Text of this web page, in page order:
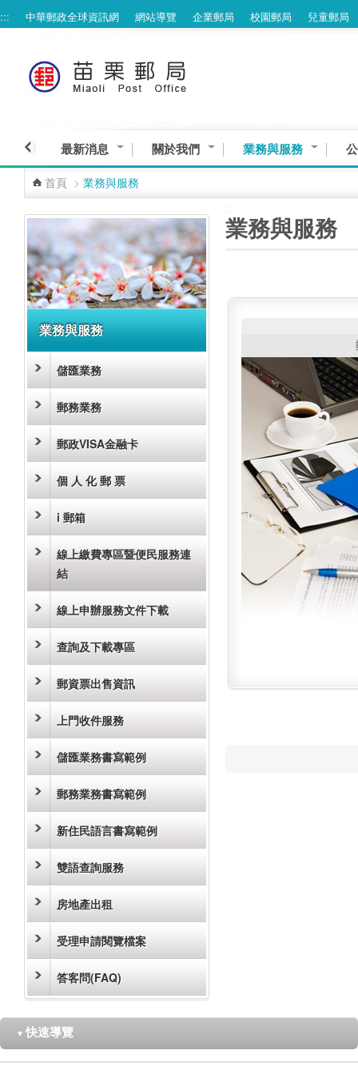
跳到主要內容區塊
::: 中華郵政全球資訊網 網站導覽 企業郵局 校園郵局 兒童郵局
最新消息 關於我們 業務與服務
首頁 > 業務與服務
業務與服務
儲匯業務
郵務業務
郵政VISA金融卡
個 人 化 郵 票
i 郵箱
線上繳費專區暨便民服務連
結
線上申辦服務文件下載
查詢及下載專區
郵資票出售資訊
上門收件服務
儲匯業務書寫範例
郵務業務書寫範例
新住民語言書寫範例
雙語查詢服務
房地產出租
受理申請閱覽檔案
答客問(FAQ)
業務與服務
▼ 快速導覽